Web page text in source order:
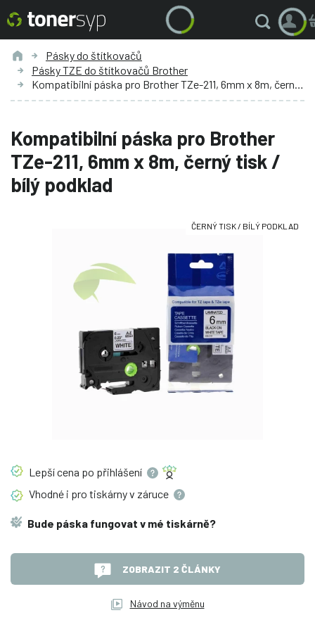
Pásky do štítkovačů
Pásky TZE do štítkovačů Brother
Kompatibilní páska pro Brother TZe-211, 6mm x 8m, černý tisk / bílý podklad
Kompatibilní páska pro Brother
TZe-211, 6mm x 8m, černý tisk /
bílý podklad
ČERNÝ TISK / BÍLÝ PODKLAD
Lepší cena po přihlášení
Vhodné i pro tiskárny v záruce
Bude páska fungovat v mé tiskárně?
ZOBRAZIT 2 ČLÁNKY
Návod na výměnu